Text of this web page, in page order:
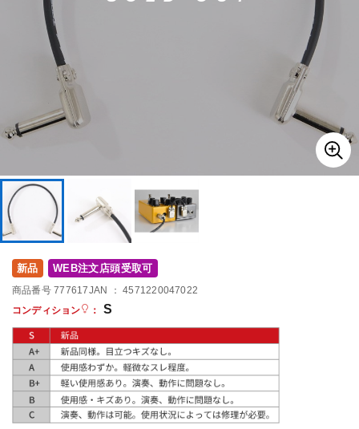
管楽器
配信/ライブ機器
中古
新品 WEB注文店頭受取可
商品番号 777617JAN ：4571220047022
コンディション
： S